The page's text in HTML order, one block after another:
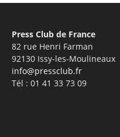
Press Club de France
82 rue Henri Farman
92130 Issy-les-Moulineaux
info@pressclub.fr
Tél : 01 41 33 73 09